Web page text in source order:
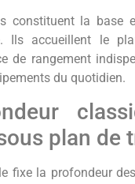
constituent la base
Ils accueillent le
de rangement
du quotidien.
plan de
fixe la profondeur